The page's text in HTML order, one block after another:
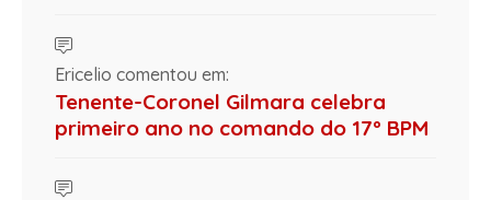
Ericelio comentou em:
Tenente-Coronel Gilmara celebra
primeiro ano no comando do 17º BPM